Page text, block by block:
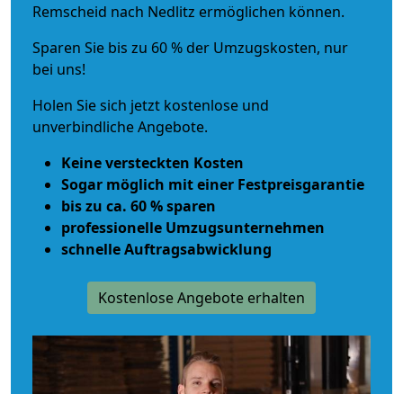
Remscheid nach Nedlitz ermöglichen können.
Sparen Sie bis zu 60 % der Umzugskosten, nur
bei uns!
Holen Sie sich jetzt kostenlose und
unverbindliche Angebote.
Keine versteckten Kosten
Sogar möglich mit einer Festpreisgarantie
bis zu ca. 60 % sparen
professionelle Umzugsunternehmen
schnelle Auftragsabwicklung
Kostenlose Angebote erhalten